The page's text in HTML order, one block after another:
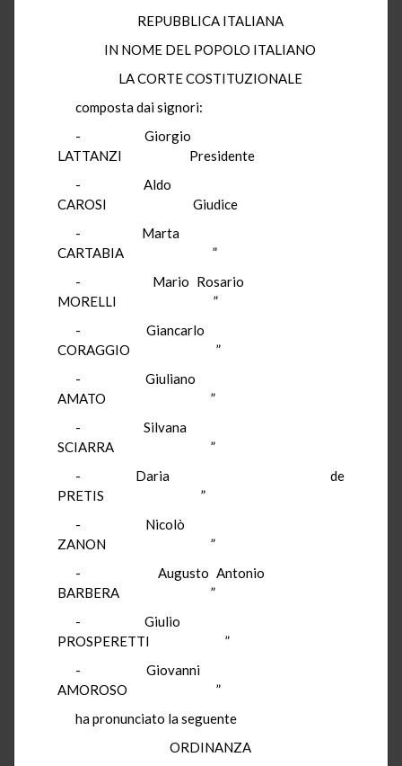
REPUBBLICA ITALIANA
IN NOME DEL POPOLO ITALIANO
LA CORTE COSTITUZIONALE
composta dai signori:
- Giorgio
LATTANZI Presidente
- Aldo
CAROSI Giudice
- Marta
CARTABIA ”
- Mario Rosario
MORELLI ”
- Giancarlo
CORAGGIO ”
- Giuliano
AMATO ”
- Silvana
SCIARRA ”
- Daria de
PRETIS ”
- Nicolò
ZANON ”
- Augusto Antonio
BARBERA ”
- Giulio
PROSPERETTI ”
- Giovanni
AMOROSO ”
ha pronunciato la seguente
ORDINANZA